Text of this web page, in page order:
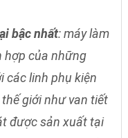
bậc nhất: máy làm
hợp của những
các linh phụ kiện
giới như van tiết
được sản xuất tại